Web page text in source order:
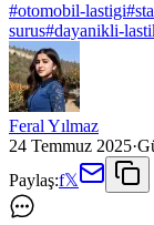
#otomobil-lastigi#
surus#dayanikli-
Feral Yılmaz
24 Temmuz 2025·
Paylaş:f𝕏